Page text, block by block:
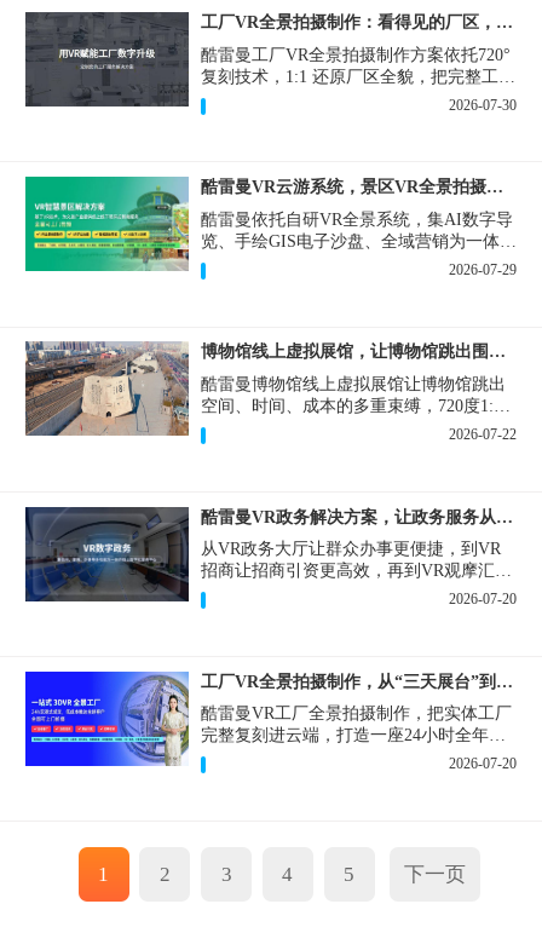
工厂VR全景拍摄制作：看得见的厂区，省下来的成本
酷雷曼工厂VR全景拍摄制作方案依托720°
复刻技术，1:1 还原厂区全貌，把完整工厂
搬进手机、电脑大屏，既是工厂对外拓客
的数字化名片，也是内部管理、人员培训
2026-07-30
酷雷曼VR云游系统，景区VR全景拍摄制作一站式落地
酷雷曼依托自研VR全景系统，集AI数字导
览、手绘GIS电子沙盘、全域营销为一体，
打造从VR全景拍摄制作到成熟VR云游落
地案例。
2026-07-29
博物馆线上虚拟展馆，让博物馆跳出围墙让历史随处可及
酷雷曼博物馆线上虚拟展馆让博物馆跳出
空间、时间、成本的多重束缚，720度1:1
实景复刻的VR数字展厅，已经成为博物馆
数字化刚需新基建。
2026-07-22
酷雷曼VR政务解决方案，让政务服务从“看得见”开始
从VR政务大厅让群众办事更便捷，到VR
招商让招商引资更高效，再到VR观摩汇报
让政务成果更直观，酷雷曼VR政务解决方
案，解锁政务服务新体验，让服务从“看得
2026-07-20
工厂VR全景拍摄制作，从“三天展台”到“全时在线”
酷雷曼VR工厂全景拍摄制作，把实体工厂
完整复刻进云端，打造一座24小时全年无
休、不限面积、不限展品的线上展厅，改
写工厂营销获客模式。
2026-07-20
1 2 3 4 5 下一页